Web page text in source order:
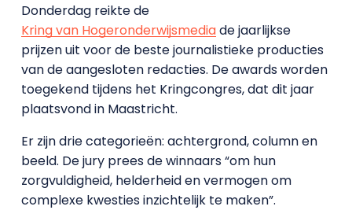
Donderdag reikte de
Kring van Hogeronderwijsmediade jaarlijkse
prijzen uit voor de beste journalistieke producties
van de aangesloten redacties. De awards worden
toegekend tijdens het Kringcongres, dat dit jaar
plaatsvond in Maastricht.
Er zijn drie categorieën: achtergrond, column en
beeld. De jury prees de winnaars “om hun
zorgvuldigheid, helderheid en vermogen om
complexe kwesties inzichtelijk te maken”.